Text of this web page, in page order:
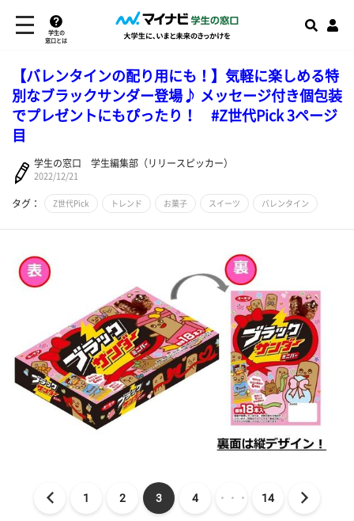
学生の
窓口とは
【バレンタインの配り用にも！】気軽に楽しめる特
別なブラックサンダー登場♪ メッセージ付き個包装
でプレゼントにもぴったり！ #Z世代Pick 3ページ
目
学生の窓口 学生編集部（リリースピッカー）
2022/12/21
タグ： Z世代Pick トレンド お菓子 スイーツ バレンタイン
1 2 3 4 ・・・ 14